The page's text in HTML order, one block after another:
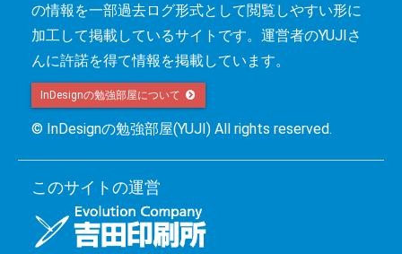
の情報を一部過去ログ形式として閲覧しやすい形に
加工して掲載しているサイトです。運営者のYUJIさ
んに許諾を得て情報を掲載しています。
InDesignの勉強部屋について
© InDesignの勉強部屋(YUJI) All rights reserved.
このサイトの運営